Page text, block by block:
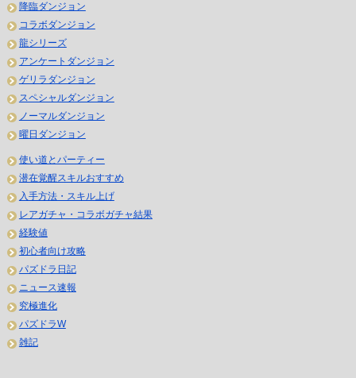
降臨ダンジョン
コラボダンジョン
龍シリーズ
アンケートダンジョン
ゲリラダンジョン
スペシャルダンジョン
ノーマルダンジョン
曜日ダンジョン
使い道とパーティー
潜在覚醒スキルおすすめ
入手方法・スキル上げ
レアガチャ・コラボガチャ結果
経験値
初心者向け攻略
パズドラ日記
ニュース速報
究極進化
パズドラW
雑記